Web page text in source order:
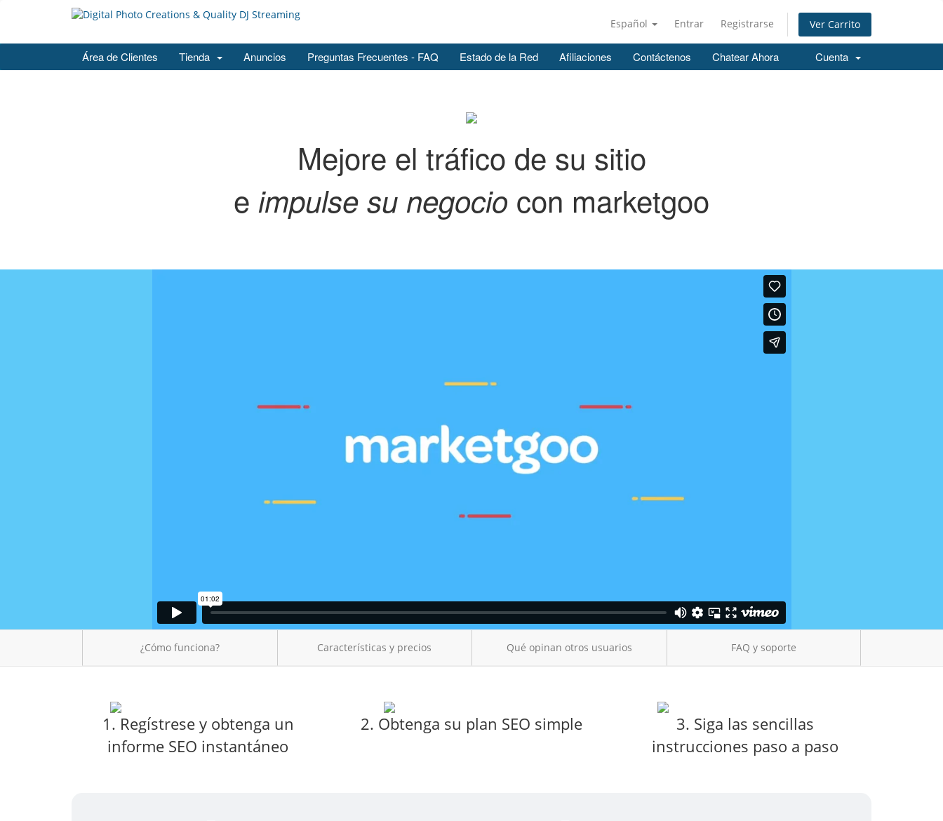
Español Entrar Registrarse Ver Carrito
Área de Clientes Tienda Anuncios Preguntas Frecuentes - FAQ Estado de la Red Afiliaciones Contáctenos Chatear Ahora Cuenta
Mejore el tráfico de su sitio
e impulse su negocio con marketgoo
¿Cómo funciona? Características y precios Qué opinan otros usuarios FAQ y soporte
1. Regístrese y obtenga un
informe SEO instantáneo
2. Obtenga su plan SEO simple
3. Siga las sencillas
instrucciones paso a paso